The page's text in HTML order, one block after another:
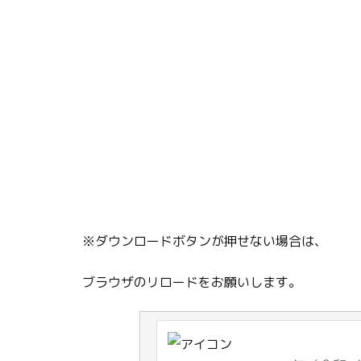
※ダウンロードボタンが押せない場合は、
ブラウザのリロードをお願いします。